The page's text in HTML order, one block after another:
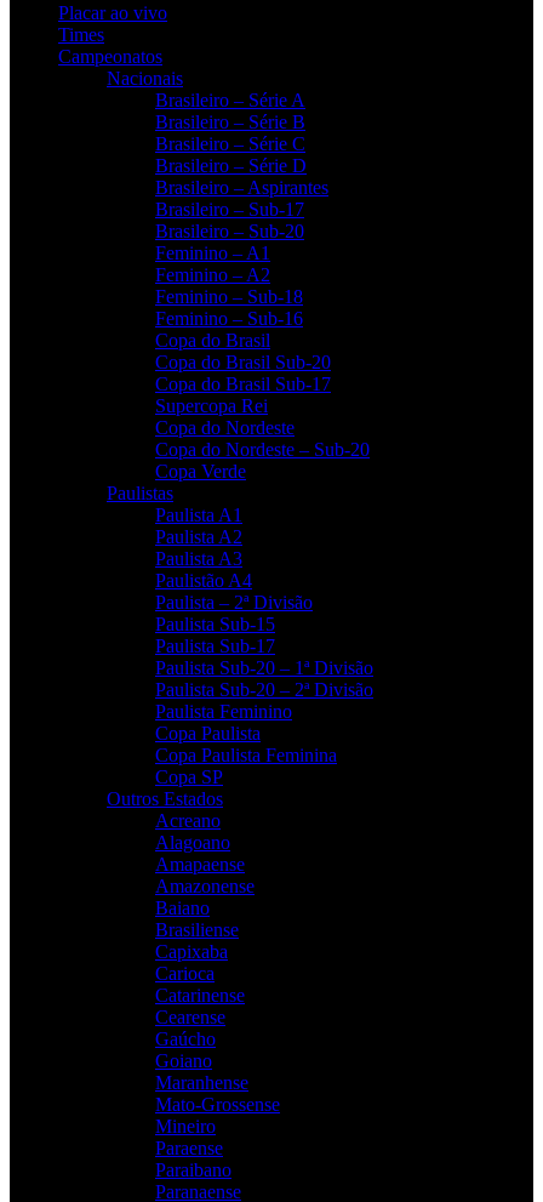
Placar ao vivo
Times
Campeonatos
Nacionais
Brasileiro – Série A
Brasileiro – Série B
Brasileiro – Série C
Brasileiro – Série D
Brasileiro – Aspirantes
Brasileiro – Sub-17
Brasileiro – Sub-20
Feminino – A1
Feminino – A2
Feminino – Sub-18
Feminino – Sub-16
Copa do Brasil
Copa do Brasil Sub-20
Copa do Brasil Sub-17
Supercopa Rei
Copa do Nordeste
Copa do Nordeste – Sub-20
Copa Verde
Paulistas
Paulista A1
Paulista A2
Paulista A3
Paulistão A4
Paulista – 2ª Divisão
Paulista Sub-15
Paulista Sub-17
Paulista Sub-20 – 1ª Divisão
Paulista Sub-20 – 2ª Divisão
Paulista Feminino
Copa Paulista
Copa Paulista Feminina
Copa SP
Outros Estados
Acreano
Alagoano
Amapaense
Amazonense
Baiano
Brasiliense
Capixaba
Carioca
Catarinense
Cearense
Gaúcho
Goiano
Maranhense
Mato-Grossense
Mineiro
Paraense
Paraibano
Paranaense